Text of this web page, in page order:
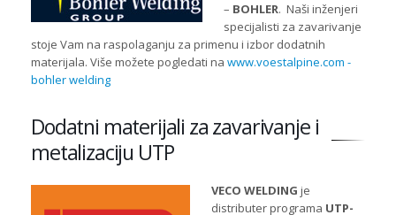
– BOHLER. Naši inženjeri
specijalisti za zavarivanje
stoje Vam na raspolaganju za primenu i izbor dodatnih
materijala. Više možete pogledati na www.voestalpine.com -
bohler welding
Dodatni materijali za zavarivanje i
metalizaciju UTP
VECO WELDING je
distributer programa UTP-